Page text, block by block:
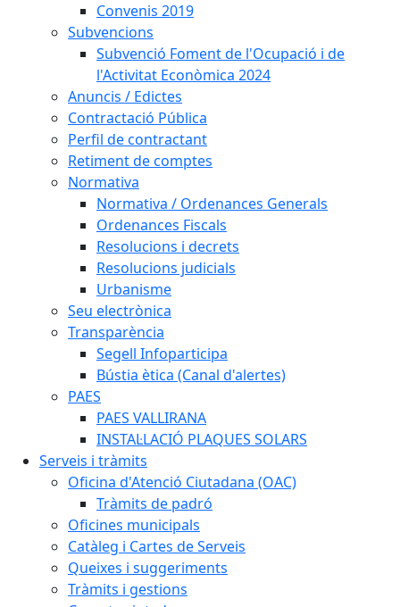
Convenis 2019
Subvencions
Subvenció Foment de l'Ocupació i de
l'Activitat Econòmica 2024
Anuncis / Edictes
Contractació Pública
Perfil de contractant
Retiment de comptes
Normativa
Normativa / Ordenances Generals
Ordenances Fiscals
Resolucions i decrets
Resolucions judicials
Urbanisme
Seu electrònica
Transparència
Segell Infoparticipa
Bústia ètica (Canal d'alertes)
PAES
PAES VALLIRANA
INSTAL·LACIÓ PLAQUES SOLARS
Serveis i tràmits
Oficina d'Atenció Ciutadana (OAC)
Tràmits de padró
Oficines municipals
Catàleg i Cartes de Serveis
Queixes i suggeriments
Tràmits i gestions